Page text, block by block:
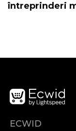
întreprinderi
ECWID